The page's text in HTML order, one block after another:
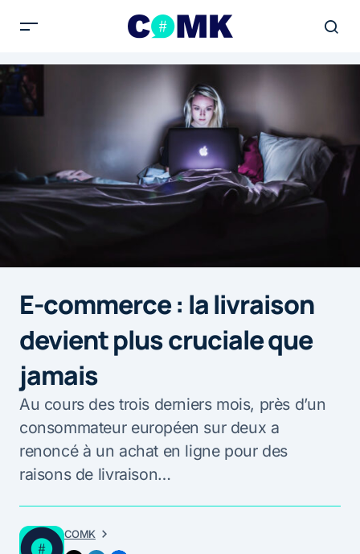
E-commerce : la livraison
devient plus cruciale que
jamais
Au cours des trois derniers mois, près d’un
consommateur européen sur deux a
renoncé à un achat en ligne pour des
raisons de livraison…
COMK